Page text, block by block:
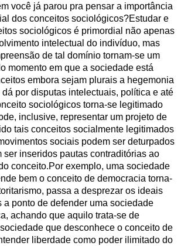
você já parou pra pensar a importância
dos conceitos sociológicos?Estudar e
sociológicos é primordial não apenas
intelectual do indivíduo, mas
de tal domínio tornam-se um
momento em que a sociedade está
embora sejam plurais a hegemonia
por disputas intelectuais, política e até
sociológicos torna-se legitimado
inclusive, representar um projeto de
tais conceitos socialmente legitimados
sociais podem ser deturpados
ser inseridos pautas contraditórias ao
conceito.Por exemplo, uma sociedade
bem o conceito de democracia torna-
passa a desprezar os ideais
a ponto de defender uma sociedade
achando que aquilo trata-se de
que desconhece o conceito de
liberdade como poder ilimitado do